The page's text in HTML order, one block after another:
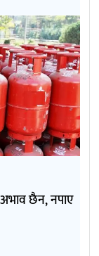
छैन, नपाए